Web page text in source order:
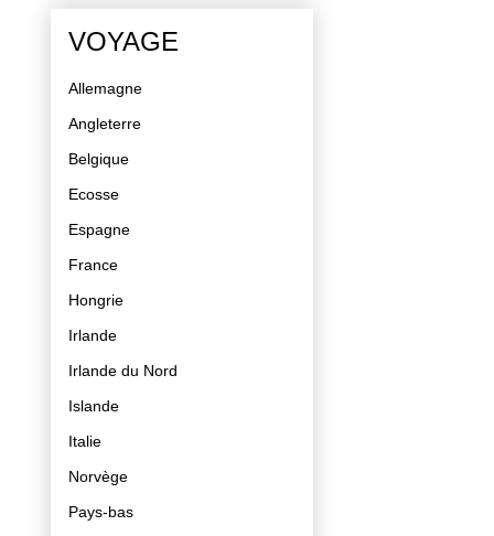
VOYAGE
Allemagne
Angleterre
Belgique
Ecosse
Espagne
France
Hongrie
Irlande
Irlande du Nord
Islande
Italie
Norvège
Pays-bas